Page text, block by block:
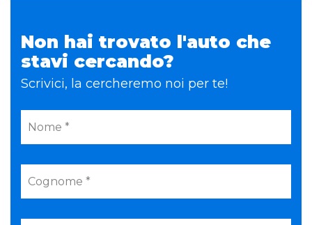
Non hai trovato l'auto che
stavi cercando?
Scrivici, la cercheremo noi per te!